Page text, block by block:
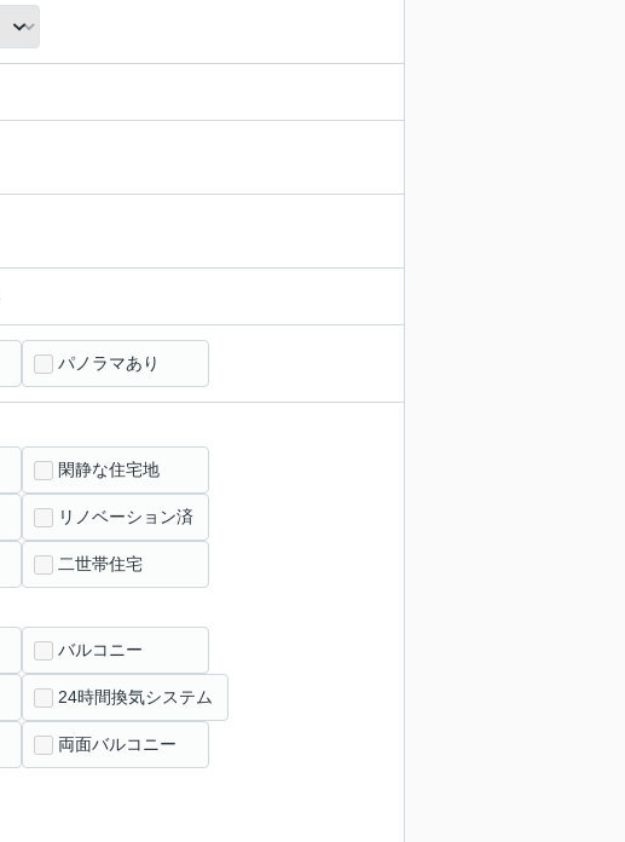
パノラマあり
閑静な住宅地
リノベーション済
二世帯住宅
バルコニー
24時間換気システム
両面バルコニー